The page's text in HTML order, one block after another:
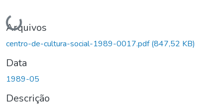
Carregando...
Arquivos
centro-de-cultura-social-1989-0017.pdf(847,52 KB)
Data
1989-05
Descrição